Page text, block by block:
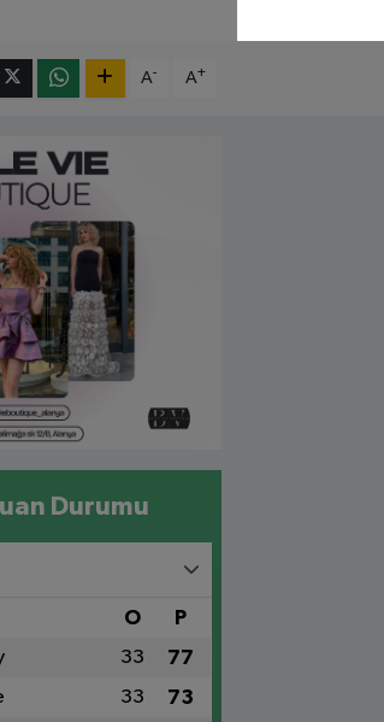
A- A+
Durumu
O P
33 77
33 73